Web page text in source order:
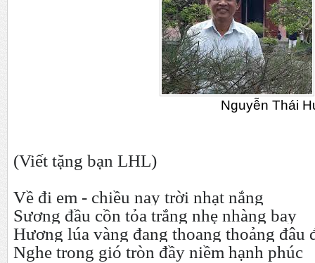
Nguyễn Thái
(Viết tặng bạn LHL)
Về đi em - chiều nay trời nhạt nắng
Sương đầu cồn tỏa trắng nhẹ nhàng bay
Hương lúa vàng đang thoang thoảng đâu
Nghe trong gió tròn đầy niềm hạnh phúc